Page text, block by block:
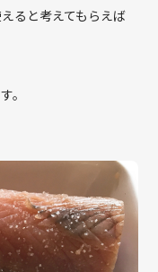
ると考えてもらえば
。